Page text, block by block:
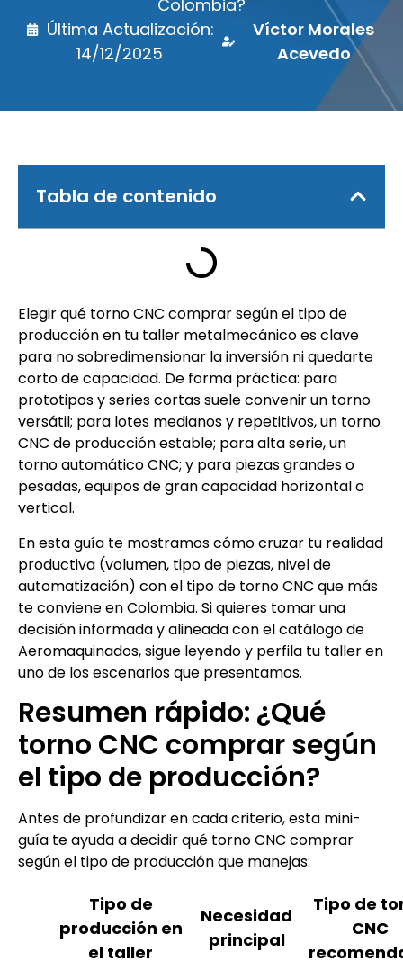
Colombia?
Última Actualización:
14/12/2025
Víctor Morales
Acevedo
Tabla de contenido
Elegir qué torno CNC comprar según el tipo de
producción en tu taller metalmecánico es clave
para no sobredimensionar la inversión ni quedarte
corto de capacidad. De forma práctica: para
prototipos y series cortas suele convenir un torno
versátil; para lotes medianos y repetitivos, un torno
CNC de producción estable; para alta serie, un
torno automático CNC; y para piezas grandes o
pesadas, equipos de gran capacidad horizontal o
vertical.
En esta guía te mostramos cómo cruzar tu realidad
productiva (volumen, tipo de piezas, nivel de
automatización) con el tipo de torno CNC que más
te conviene en Colombia. Si quieres tomar una
decisión informada y alineada con el catálogo de
Aeromaquinados, sigue leyendo y perfila tu taller en
uno de los escenarios que presentamos.
Resumen rápido: ¿Qué
torno CNC comprar según
el tipo de producción?
Antes de profundizar en cada criterio, esta mini-
guía te ayuda a decidir qué torno CNC comprar
según el tipo de producción que manejas:
Tipo de
producción en
el taller
Necesidad
principal
Tipo de
CNC